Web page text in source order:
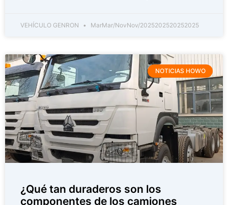
VEHÍCULO GENRON MarMar/NovNov/2025202520252025
NOTICIAS HOWO
¿Qué tan duraderos son los
componentes de los camiones